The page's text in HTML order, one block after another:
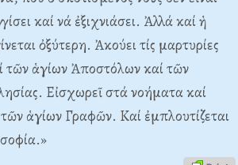
καί νά ἐξιχνιάσει. Ἀλλά καί ἡ
ὀξύτερη. Ἀκούει τίς μαρτυρίες
ἁγίων Ἀποστόλων καί τῶν
Εἰσχωρεῖ στά νοήματα καί
ἁγίων Γραφῶν. Καί ἐμπλουτίζεται